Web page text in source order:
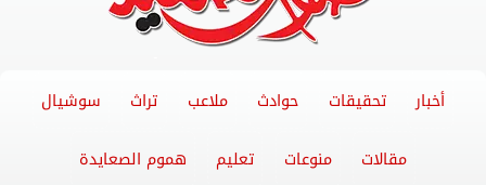
أخبار تحقيقات حوادث ملاعب تراث سوشيال
مقالات منوعات تعليم هموم الصعايدة